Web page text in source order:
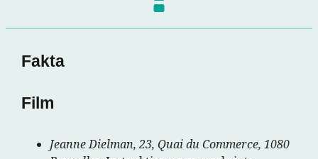
Fakta
Film
Jeanne Dielman, 23, Quai du Commerce, 1080